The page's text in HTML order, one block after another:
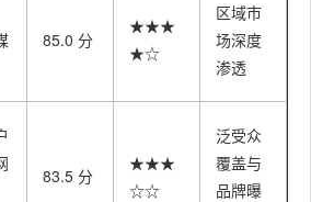
85.0 分
★★★
★☆
区域市
场深度
渗透
83.5 分
★★★
☆☆
泛受众
覆盖与
品牌曝